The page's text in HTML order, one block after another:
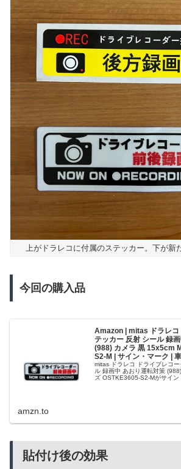
上がドラレコに付属のステッカー。下が新
今回の購入品
Amazon | mitas ドラレコ
テッカー 反射 シール 録
(988) カメラ 黒 15x5cm
S2-M | サイン・マーク |
mitas ドラレコ ドライブレコ
ル 録画中 あおり運転対策
ズ OSTKE3605-S2-Mがサイン
amzn.to
貼付け後の効果